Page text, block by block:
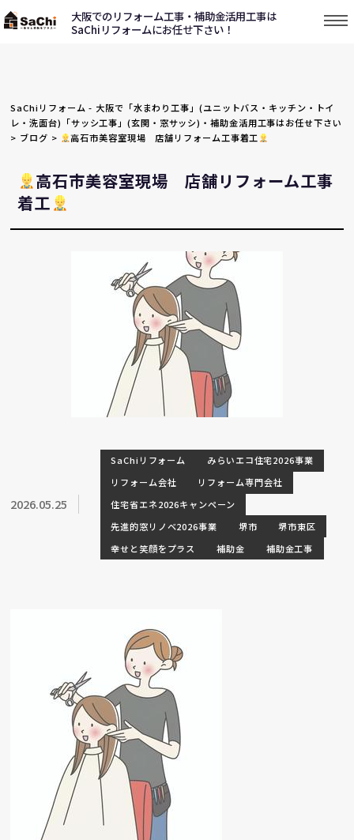
大阪でのリフォーム工事・補助金活用工事は
SaChiリフォームにお任せ下さい！
SaChiリフォーム - 大阪で「水まわり工事」(ユニットバス・キッチン・トイ
レ・洗面台)「サッシ工事」(玄関・窓サッシ)・補助金活用工事はお任せ下さい
> ブログ > 高石市美容室現場 店舗リフォーム工事着工
高石市美容室現場 店舗リフォーム工事
着工
2026.05.25
SaChiリフォーム
みらいエコ住宅2026事業
リフォーム会社
リフォーム専門会社
住宅省エネ2026キャンペーン
先進的窓リノベ2026事業
堺市
堺市東区
幸せと笑顔をプラス
補助金 補助金工事